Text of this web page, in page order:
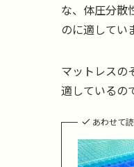
な、体圧分散
のに適してい
マットレスの
適しているの
あわせて